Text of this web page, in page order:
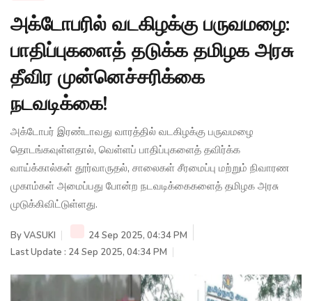
அக்டோபரில் வடகிழக்கு பருவமழை:
பாதிப்புகளைத் தடுக்க தமிழக அரசு
தீவிர முன்னெச்சரிக்கை
நடவடிக்கை!
அக்டோபர் இரண்டாவது வாரத்தில் வடகிழக்கு பருவமழை
தொடங்கவுள்ளதால், வெள்ளப் பாதிப்புகளைத் தவிர்க்க
வாய்க்கால்கள் தூர்வாருதல், சாலைகள் சீரமைப்பு மற்றும் நிவாரண
முகாம்கள் அமைப்பது போன்ற நடவடிக்கைகளைத் தமிழக அரசு
முடுக்கிவிட்டுள்ளது.
ByVASUKI
24 Sep 2025, 04:34 PM
Last Update : 24 Sep 2025, 04:34 PM